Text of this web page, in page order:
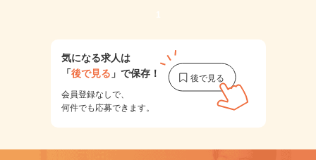
1
気になる求人は
「後で見る 」で保存！
会員登録なしで、
何件でも応募できます。